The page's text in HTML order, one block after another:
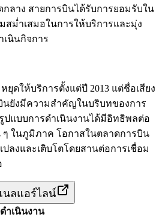
ลาง สายการบินได้รับการยอมรับใน
ม่ำเสมอในการให้บริการและมุ่ง
เนินกิจการ
หยุดให้บริการตั้งแต่ปี 2013 แต่ชื่อเสียง
นยังมีความสำคัญในบริบทของการ
ปแบบการดำเนินงานได้มีอิทธิพลต่อ
ในภูมิภาค โอกาสในตลาดการบิน
ลงและเติบโตโดยสานต่อการเชื่อม
นลแอร์ไลน์
ำเนินงาน